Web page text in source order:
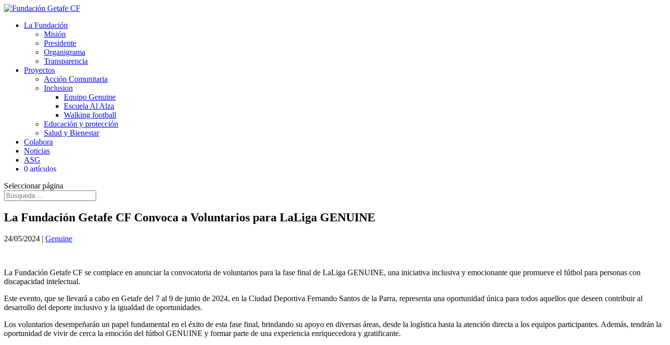
La Fundación
Misión
Presidente
Organigrama
Transparencia
Proyectos
Acción Comunitaria
Inclusion
Equipo Genuine
Escuela Al Alza
Walking football
Educación y protección
Salud y Bienestar
Colabora
Noticias
ASG
0 artículos
Seleccionar página
La Fundación Getafe CF Convoca a Voluntarios para LaLiga GENUINE
24/05/2024 | Genuine
La Fundación Getafe CF se complace en anunciar la convocatoria de voluntarios para la fase final de LaLiga GENUINE, una iniciativa inclusiva y emocionante que promueve el fútbol para personas con
discapacidad intelectual.
Este evento, que se llevará a cabo en Getafe del 7 al 9 de junio de 2024, en la Ciudad Deportiva Fernando Santos de la Parra, representa una oportunidad única para todos aquellos que deseen contribuir al
desarrollo del deporte inclusivo y la igualdad de oportunidades.
Los voluntarios desempeñarán un papel fundamental en el éxito de esta fase final, brindando su apoyo en diversas áreas, desde la logística hasta la atención directa a los equipos participantes. Además, tendrán la
oportunidad de vivir de cerca la emoción del fútbol GENUINE y formar parte de una experiencia enriquecedora y gratificante.